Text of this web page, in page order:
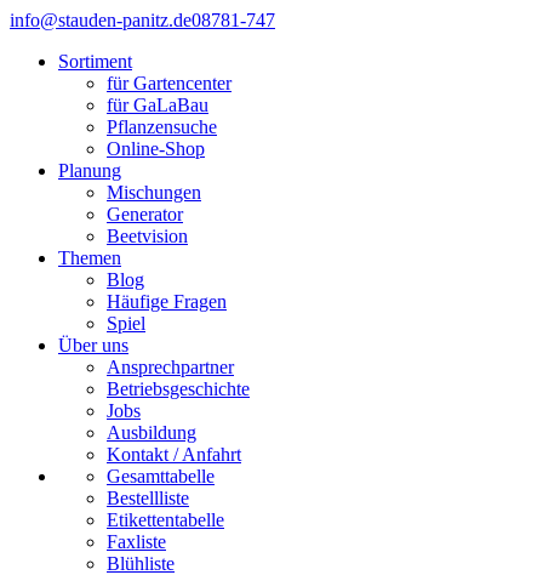
info@stauden-panitz.de08781-747
Sortiment
für Gartencenter
für GaLaBau
Pflanzensuche
Online-Shop
Planung
Mischungen
Generator
Beetvision
Themen
Blog
Häufige Fragen
Spiel
Über uns
Ansprechpartner
Betriebsgeschichte
Jobs
Ausbildung
Kontakt / Anfahrt
Gesamttabelle
Bestellliste
Etikettentabelle
Faxliste
Blühliste